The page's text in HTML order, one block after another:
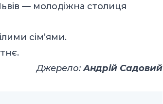
— молодіжна столиця
сім’ями.
Джерело:Андрій Садовий